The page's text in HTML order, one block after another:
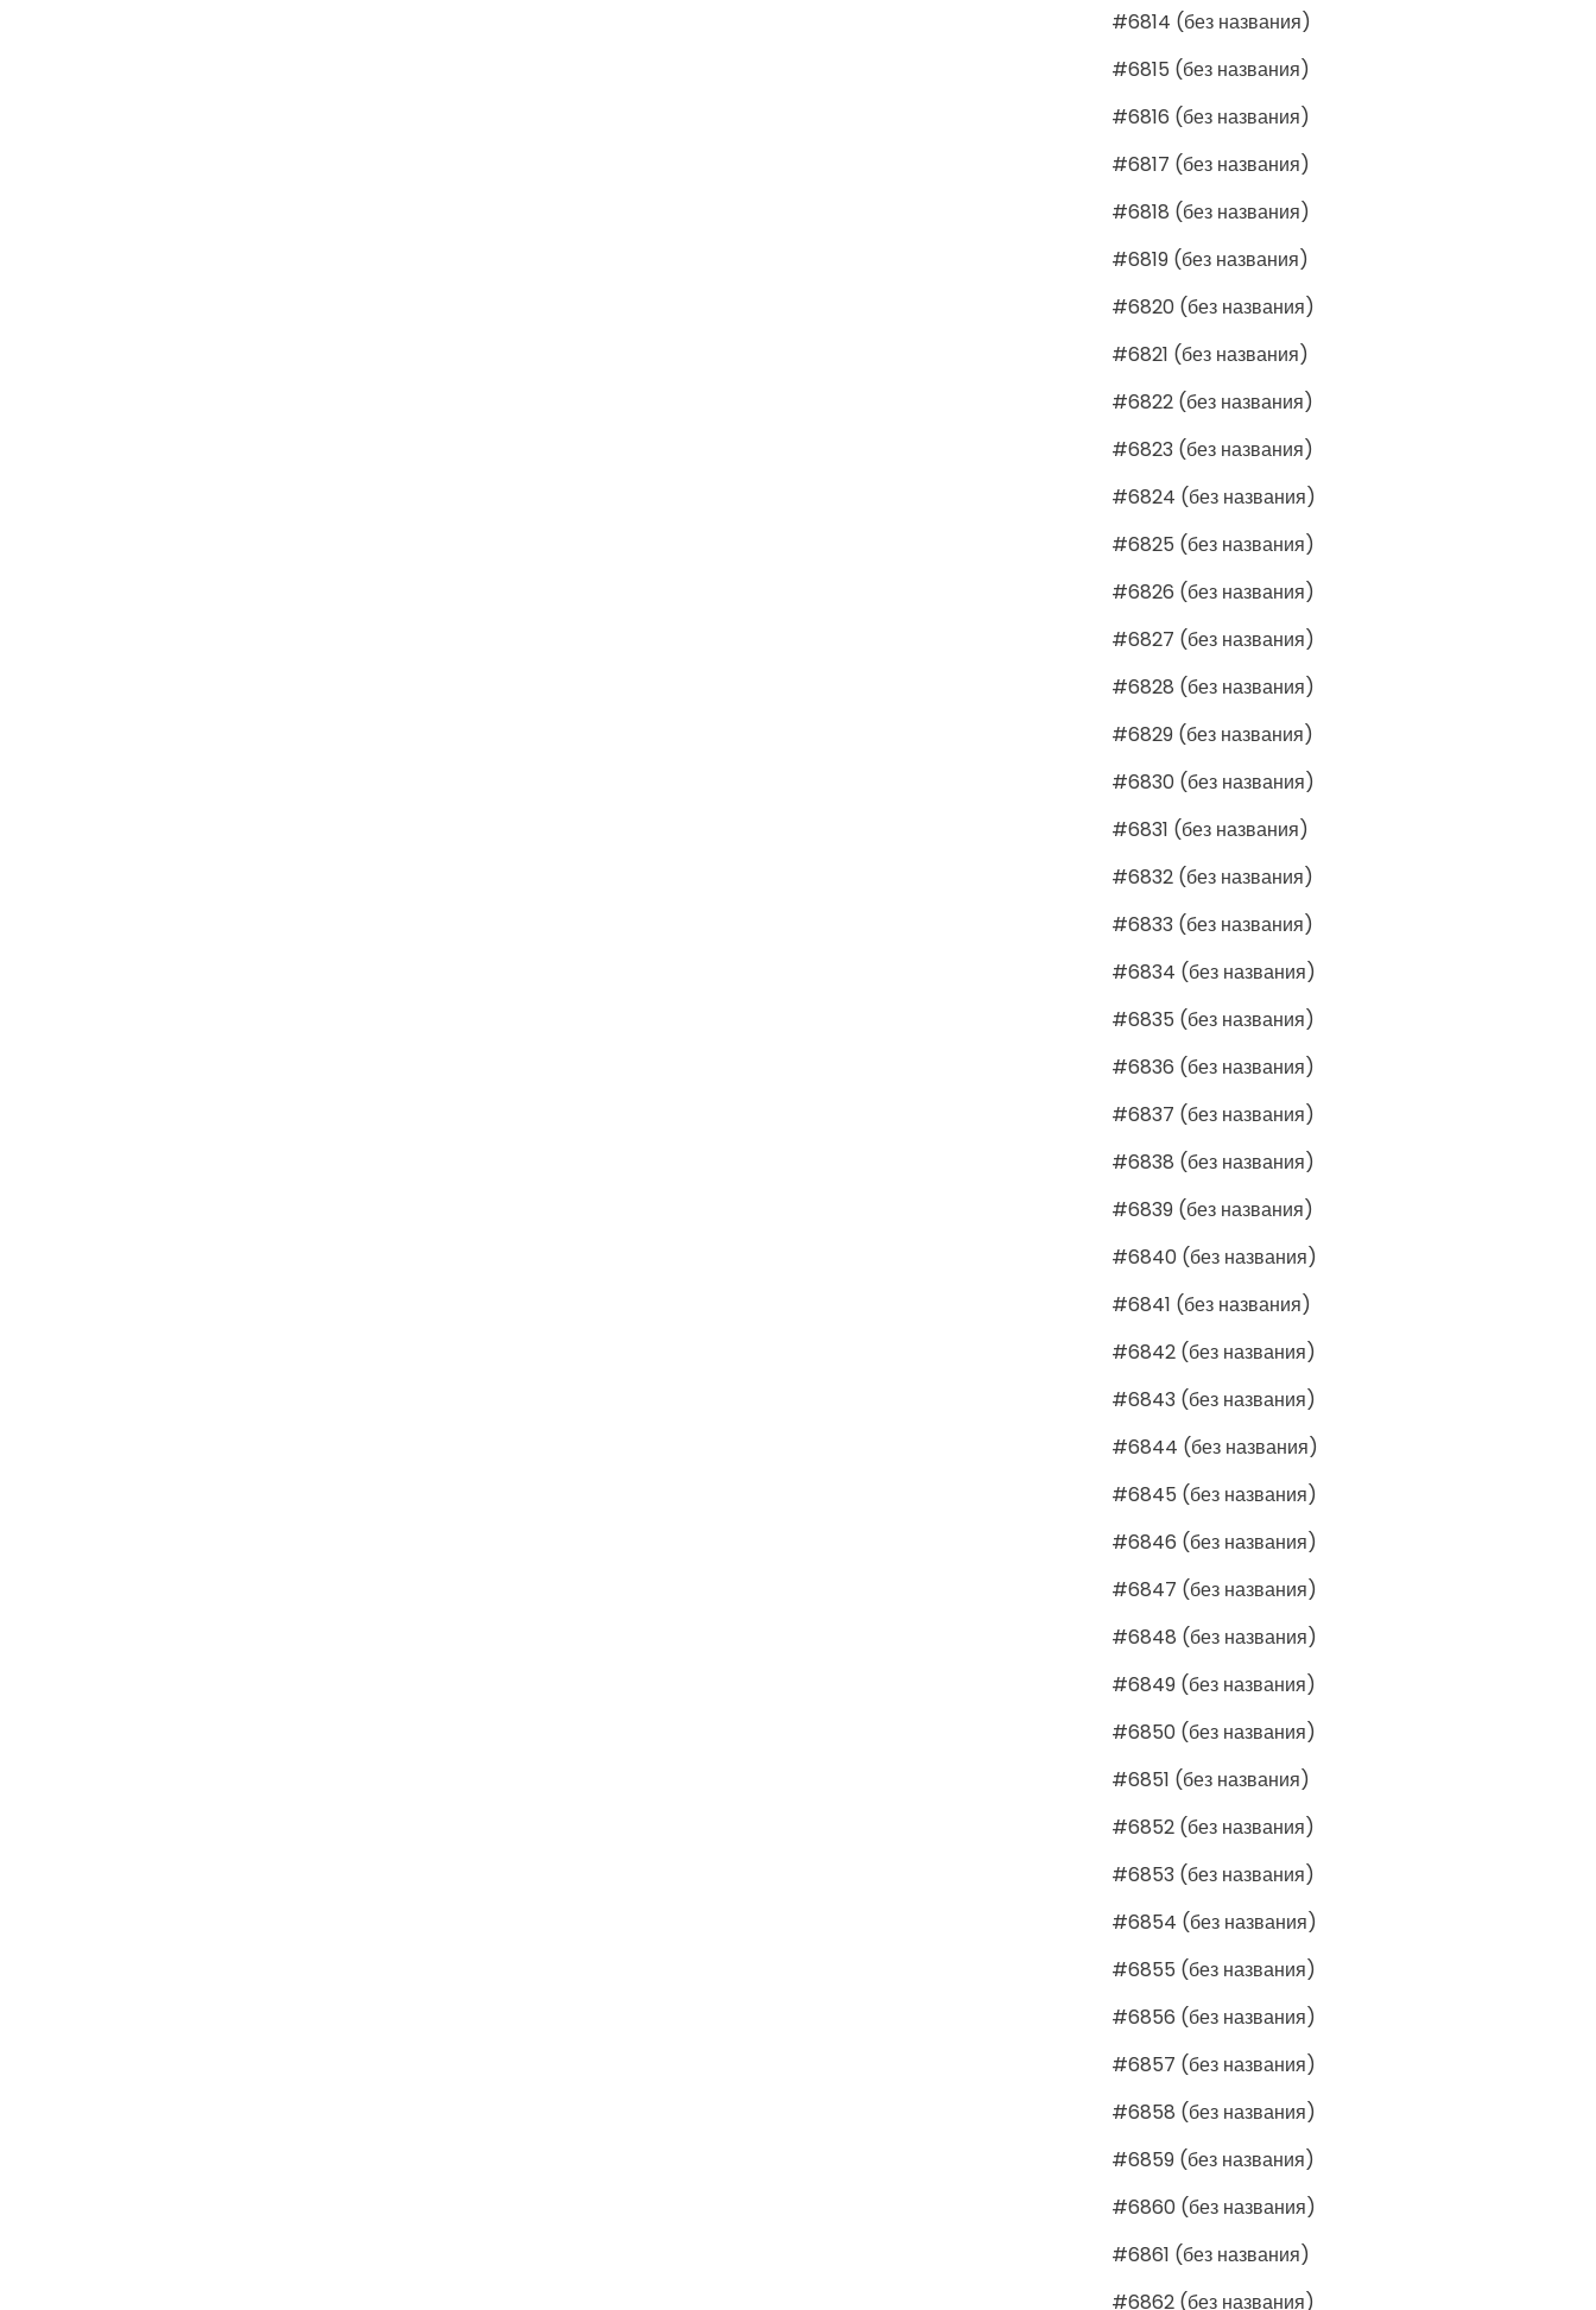
#6814 (без названия)
#6815 (без названия)
#6816 (без названия)
#6817 (без названия)
#6818 (без названия)
#6819 (без названия)
#6820 (без названия)
#6821 (без названия)
#6822 (без названия)
#6823 (без названия)
#6824 (без названия)
#6825 (без названия)
#6826 (без названия)
#6827 (без названия)
#6828 (без названия)
#6829 (без названия)
#6830 (без названия)
#6831 (без названия)
#6832 (без названия)
#6833 (без названия)
#6834 (без названия)
#6835 (без названия)
#6836 (без названия)
#6837 (без названия)
#6838 (без названия)
#6839 (без названия)
#6840 (без названия)
#6841 (без названия)
#6842 (без названия)
#6843 (без названия)
#6844 (без названия)
#6845 (без названия)
#6846 (без названия)
#6847 (без названия)
#6848 (без названия)
#6849 (без названия)
#6850 (без названия)
#6851 (без названия)
#6852 (без названия)
#6853 (без названия)
#6854 (без названия)
#6855 (без названия)
#6856 (без названия)
#6857 (без названия)
#6858 (без названия)
#6859 (без названия)
#6860 (без названия)
#6861 (без названия)
#6862 (без названия)